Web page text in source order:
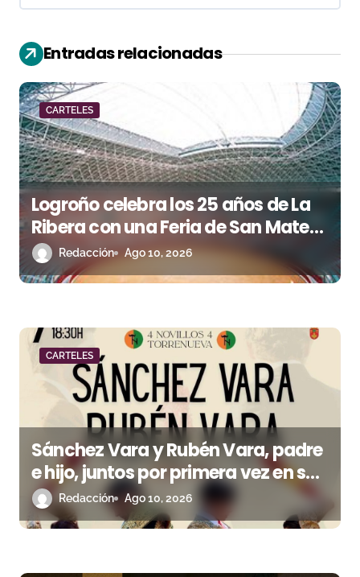
i
ó
n
d
e
e
n
t
r
d
a
Entradas relacionadas
CARTELES
Logroño celebra los 25 años de La
Ribera con una Feria de San Mateo
de máxima categoría
Redacción Ago 10, 2026
CARTELES
Sánchez Vara y Rubén Vara, padre
e hijo, juntos por primera vez en su
pueblo
Redacción Ago 10, 2026